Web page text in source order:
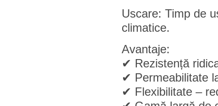
Uscare: Timp de
climatice.
Avantaje:
✔ Rezistență
✔ Permeabilitate
✔ Flexibilitate –